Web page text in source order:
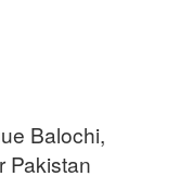
Balochi,
Pakistan